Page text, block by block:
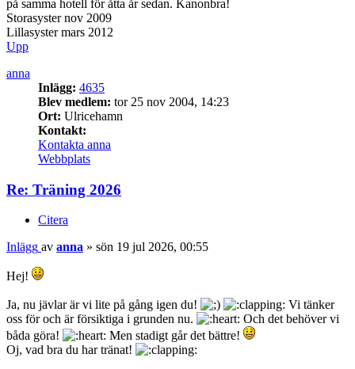
på samma hotell för åtta år sedan. Kanonbra!
Storasyster nov 2009
Lillasyster mars 2012
Upp
anna
Inlägg: 4635
Blev medlem: tor 25 nov 2004, 14:23
Ort: Ulricehamn
Kontakt:
Kontakta anna
Webbplats
Re: Träning 2026
Citera
Inlägg av anna » sön 19 jul 2026, 00:55
Hej!
Ja, nu jävlar är vi lite på gång igen du!
Vi tänker
oss för och är försiktiga i grunden nu.
Och det behöver vi
båda göra!
Men stadigt går det bättre!
Oj, vad bra du har tränat!